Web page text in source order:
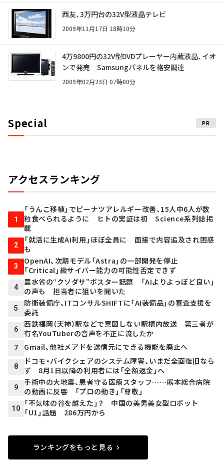
西友、3万円台の32V型液晶テレビ
2009年11月17日 18時10分
4万9800円の32V型DVDプレーヤー内蔵液晶、イオ
ンで発売 Samsungパネルを格安調達
2009年02月23日 07時00分
Special PR
アクセスランキング
1
「うんこ移植」でピーナツアレルギー改善、15人中6人が数
粒食べられるように ヒトの実証は初 Science系列誌掲
載
2
「就活に生成AI利用」ほぼ全員に 面接で内容追及され困惑
も
3
OpenAI、次期モデル「Astra」の一部開発を停止
「Critical」級サイバー能力の可能性否定できず
4
農水省の“クソダサ”ポスター話題 「AIよりよっぽど良い」
の声も 担当者に狙いを聞いた
5
防衛装備庁、ITコンサルSHIFTに「AI装備品」の審査支援を
委託
6
西鉄福岡（天神）駅などで意図しない駅構内放送 第三者が
有名YouTuberの音声を不正に流したか
7 Gmail、他社メアドを送信元にできる機能を廃止へ
8
ドコモ・バイクシェアのシステム障害、いまだ全面復旧なら
ず 8月1日以降の利用者には「全額返金」へ
9
手術中の大地震、患者守る医療スタッフ……熊本総合病院
の動画に反響 「プロの動き」「尊敬」
10
「不気味の谷を越えた」？ 中国の美男美女型ロボット
「U1」話題 286万円から
ランキングをもっと見る